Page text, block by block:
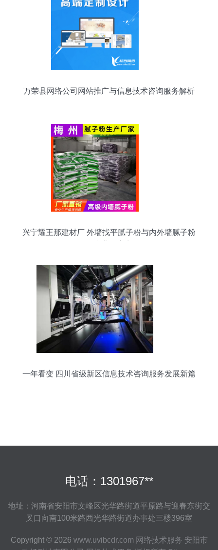
万荣县网络公司网站推广与信息技术咨询服务解析
兴宁耀王那建材厂 外墙找平腻子粉与内外墙腻子粉
一年看变 四川省级新区信息技术咨询服务发展新篇
电话：1301967**
地址：河南省安阳市文峰区光华路街道平原路与迎春东街交
叉口向南100米路西光华路街道办事处三楼396室
Copyright © 2026 www.uvibcdr.com 网络技术服务 安阳市